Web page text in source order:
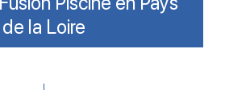
de la Loire